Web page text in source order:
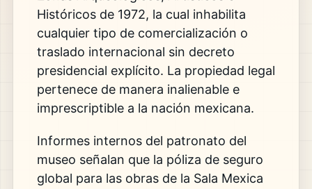
Históricos de 1972, la cual inhabilita
cualquier tipo de comercialización o
traslado internacional sin decreto
presidencial explícito. La propiedad legal
pertenece de manera inalienable e
imprescriptible a la nación mexicana.
Informes internos del patronato del
museo señalan que la póliza de seguro
global para las obras de la Sala Mexica